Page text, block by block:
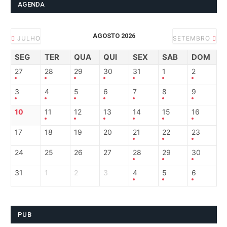
AGENDA
JULHO AGOSTO 2026 SETEMBRO
SEG TER QUA QUI SEX SAB DOM
27 28 29 30 31 1 2
3 4 5 6 7 8 9
10 11 12 13 14 15 16
17 18 19 20 21 22 23
24 25 26 27 28 29 30
31 1 2 3 4 5 6
PUB